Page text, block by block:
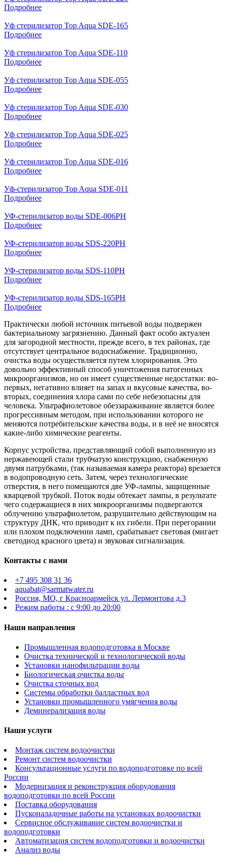
Подробнее
Уф стерилизатор Top Aqua SDE-165
Подробнее
Уф стерилизатор Top Aqua SDE-110
Подробнее
Уф стерилизатор Top Aqua SDE-055
Подробнее
Уф стерилизатор Top Aqua SDE-030
Подробнее
Уф стерилизатор Top Aqua SDE-025
Подробнее
Уф стерилизатор Top Aqua SDE-016
Подробнее
Уф-стерилизатор Top Aqua SDE-011
Подробнее
УФ-стерилизатор воды SDE-006PH
Подробнее
УФ-стерилизатор воды SDS-220PH
Подробнее
УФ-стерилизатор воды SDS-110PH
Подробнее
УФ-стерилизатор воды SDS-165PH
Подробнее
Практически любой источник питьевой воды подвержен
бактериальному загрязнению. Данный факт особо актуален
для загородной местности, прежде всего, в тех районах, где
отсутствует центральное водоснабжение. Традиционно,
очистка воды осуществляется путем хлорирования. Это
довольно эффективный способ уничтожения патогенных
микроорганизмов, но он имеет существенные недостатки: во-
первых, негативно влияет на запах и вкусовые качества, во-
вторых, соединения хлора сами по себе небезопасны для
человека. Ультрафиолетовое обеззараживание является более
прогрессивным методом, при использовании которого не
меняются потребительские качества воды, и в неё не вносятся
какие-либо химические реагенты.
Корпус устройства, представляющий собой выполненную из
нержавеющей стали трубчатую конструкцию, снабженную
двумя патрубками, (так называемая камера реактора) врезается
в водопроводную сеть. Затем, через технологические
отверстия, в него помещаются две УФ-лампы, защищенные
кварцевой трубкой. Поток воды обтекает лампы, в результате
чего содержащиеся в них микроорганизмы подвергаются
облучению ультрафиолетом, разрушительно действующим на
структуру ДНК, что приводит к их гибели. При перегорании
или плохом подключении ламп, срабатывает световая (мигает
светодиод красного цвета) и звуковая сигнализация.
Контакты с нами
+7 495 308 31 36
aquabat@sarmatwater.ru
Россия, МО, г Красноармейск ул. Лермонтова д.3
Режим работы : с 9:00 до 20:00
Наши направления
Промышленная водоподготовка в Москве
Очистка технической и технологической воды
Установки нанофильтрации воды
Биологическая очистка воды
Очистка сточных вод
Системы обработки балластных вод
Установки промышленного умягчения воды
Деминерализация воды
Наши услуги
Монтаж систем водоочистки
Ремонт систем водоочистки
Консультационные услуги по водоподготовке по всей
России
Модернизация и реконструкция оборудования
водоподготовки по всей России
Поставка оборудования
Пусконаладочные работы на установках водоочистки
Сервисное обслуживание систем водоочистки и
водоподготовки
Автоматизация систем водоподготовки и водоочистки
Анализ воды